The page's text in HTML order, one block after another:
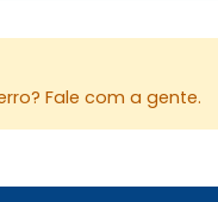
Fale com a gente.